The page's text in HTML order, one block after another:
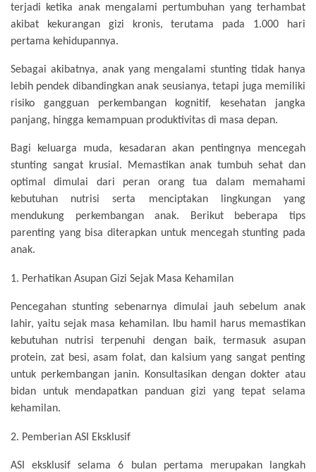
terjadi ketika anak mengalami pertumbuhan yang terhambat
akibat kekurangan gizi kronis, terutama pada 1.000 hari
pertama kehidupannya.
Sebagai akibatnya, anak yang mengalami stunting tidak hanya
lebih pendek dibandingkan anak seusianya, tetapi juga memiliki
risiko gangguan perkembangan kognitif, kesehatan jangka
panjang, hingga kemampuan produktivitas di masa depan.
Bagi keluarga muda, kesadaran akan pentingnya mencegah
stunting sangat krusial. Memastikan anak tumbuh sehat dan
optimal dimulai dari peran orang tua dalam memahami
kebutuhan nutrisi serta menciptakan lingkungan yang
mendukung perkembangan anak. Berikut beberapa tips
parenting yang bisa diterapkan untuk mencegah stunting pada
anak.
1. Perhatikan Asupan Gizi Sejak Masa Kehamilan
Pencegahan stunting sebenarnya dimulai jauh sebelum anak
lahir, yaitu sejak masa kehamilan. Ibu hamil harus memastikan
kebutuhan nutrisi terpenuhi dengan baik, termasuk asupan
protein, zat besi, asam folat, dan kalsium yang sangat penting
untuk perkembangan janin. Konsultasikan dengan dokter atau
bidan untuk mendapatkan panduan gizi yang tepat selama
kehamilan.
2. Pemberian ASI Eksklusif
ASI eksklusif selama 6 bulan pertama merupakan langkah